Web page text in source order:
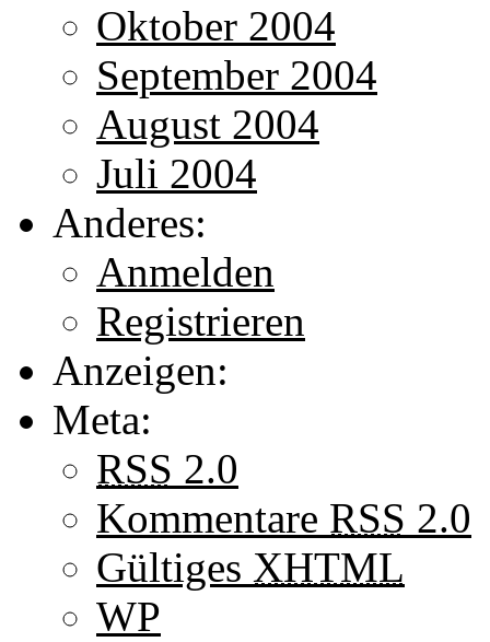
Oktober 2004
September 2004
August 2004
Juli 2004
Anderes:
Anmelden
Registrieren
Anzeigen:
Meta:
RSS 2.0
Kommentare RSS 2.0
Gültiges XHTML
WP